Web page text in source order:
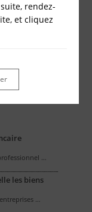
…
les biens
…
rendez-
et cliquez